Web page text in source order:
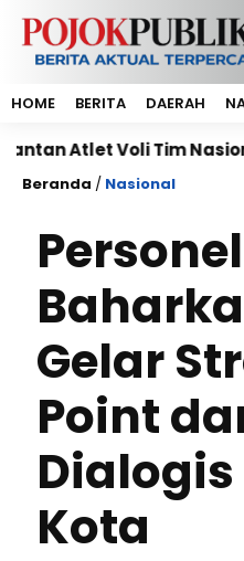
HOME BERITA DAERAH
Voli Tim Nasional
Beranda / Nasional
Personel
Gelar
Point
Kota